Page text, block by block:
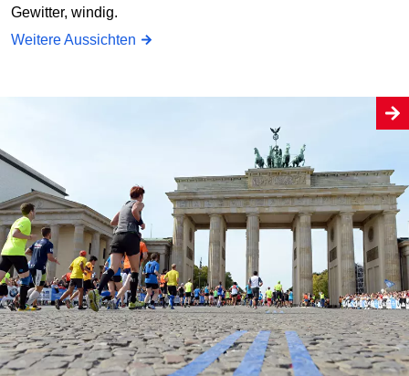
Gewitter, windig.
Weitere Aussichten